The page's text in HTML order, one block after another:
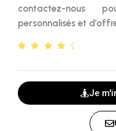
contactez-nous
personnalisés et
Je